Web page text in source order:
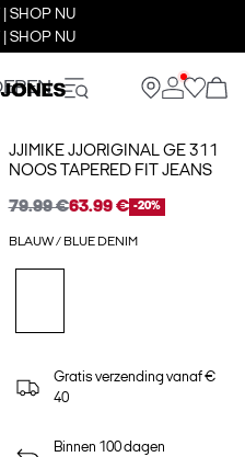
| SHOP NU
| SHOP NU
JJIMIKE JJORIGINAL GE 311
NOOS TAPERED FIT JEANS
79.99 €63.99 € -20%
BLAUW / BLUE DENIM
Gratis verzending vanaf €
40
Binnen 100 dagen